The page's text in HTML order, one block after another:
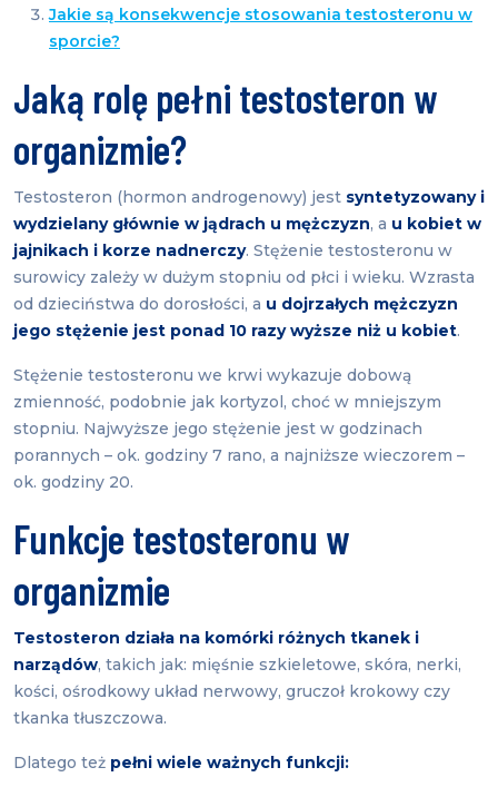
Jakie są konsekwencje stosowania testosteronu w
sporcie?
Jaką rolę pełni testosteron w
organizmie?
Testosteron (hormon androgenowy) jest syntetyzowany i
wydzielany głównie w jądrach u mężczyzn, a u kobiet w
jajnikach i korze nadnerczy. Stężenie testosteronu w
surowicy zależy w dużym stopniu od płci i wieku. Wzrasta
od dzieciństwa do dorosłości, a u dojrzałych mężczyzn
jego stężenie jest ponad 10 razy wyższe niż u kobiet.
Stężenie testosteronu we krwi wykazuje dobową
zmienność, podobnie jak kortyzol, choć w mniejszym
stopniu. Najwyższe jego stężenie jest w godzinach
porannych – ok. godziny 7 rano, a najniższe wieczorem –
ok. godziny 20.
Funkcje testosteronu w
organizmie
Testosteron działa na komórki różnych tkanek i
narządów, takich jak: mięśnie szkieletowe, skóra, nerki,
kości, ośrodkowy układ nerwowy, gruczoł krokowy czy
tkanka tłuszczowa.
Dlatego też pełni wiele ważnych funkcji: